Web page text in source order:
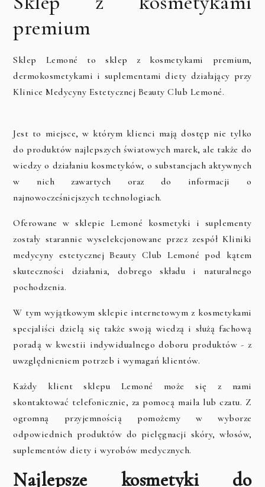
premium
Sklep Lemoné to sklep z kosmetykami premium,
dermokosmetykami i suplementami diety działający przy
Klinice Medycyny Estetycznej Beauty Club Lemoné.
Jest to miejsce, w którym klienci mają dostęp nie tylko
do produktów najlepszych światowych marek, ale także do
wiedzy o działaniu kosmetyków, o substancjach aktywnych
w nich zawartych oraz do informacji o
najnowocześniejszych technologiach.
Oferowane w sklepie Lemoné kosmetyki i suplementy
zostały starannie wyselekcjonowane przez zespół Kliniki
medycyny estetycznej Beauty Club Lemoné pod kątem
skuteczności działania, dobrego składu i naturalnego
pochodzenia.
W tym wyjątkowym sklepie internetowym z kosmetykami
specjaliści dzielą się także swoją wiedzą i służą fachową
poradą w kwestii indywidualnego doboru produktów - z
uwzględnieniem potrzeb i wymagań klientów.
Każdy klient sklepu Lemoné może się z nami
skontaktować telefonicznie, za pomocą maila lub czatu. Z
ogromną przyjemnością pomożemy w wyborze
odpowiednich produktów do pielęgnacji skóry, włosów,
suplementów diety i wyrobów medycznych.
Najlepsze kosmetyki do